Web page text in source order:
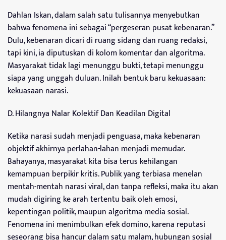
Dahlan Iskan, dalam salah satu tulisannya menyebutkan
bahwa fenomena ini sebagai “pergeseran pusat kebenaran.”
Dulu, kebenaran dicari di ruang sidang dan ruang redaksi,
tapi kini, ia diputuskan di kolom komentar dan algoritma.
Masyarakat tidak lagi menunggu bukti, tetapi menunggu
siapa yang unggah duluan. Inilah bentuk baru kekuasaan:
kekuasaan narasi.
D. Hilangnya Nalar Kolektif Dan Keadilan Digital
Ketika narasi sudah menjadi penguasa, maka kebenaran
objektif akhirnya perlahan-lahan menjadi memudar.
Bahayanya, masyarakat kita bisa terus kehilangan
kemampuan berpikir kritis. Publik yang terbiasa menelan
mentah-mentah narasi viral, dan tanpa refleksi, maka itu akan
mudah digiring ke arah tertentu baik oleh emosi,
kepentingan politik, maupun algoritma media sosial.
Fenomena ini menimbulkan efek domino, karena reputasi
seseorang bisa hancur dalam satu malam, hubungan sosial